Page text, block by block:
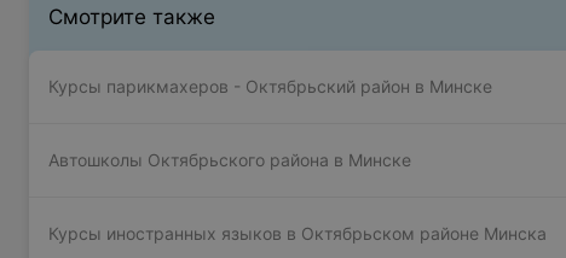
Смотрите также
Курсы парикмахеров - Октябрьский район в Минске
Автошколы Октябрьского района в Минске
Курсы иностранных языков в Октябрьском районе Минска